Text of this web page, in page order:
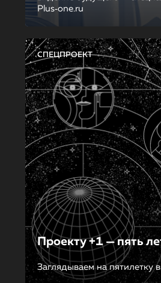
Plus‑one.ru
СПЕЦПРОЕКТ
Проекту +1 — пять
Заглядываем на пятилетку